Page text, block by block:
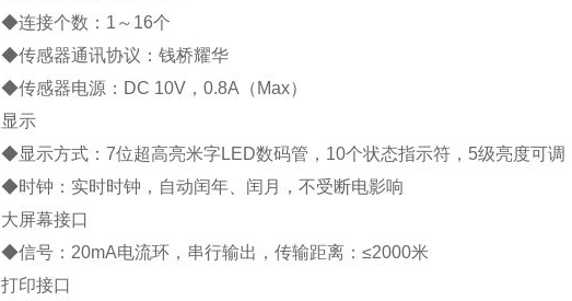
◆连接个数： 1 ～ 16个
◆传感器通讯协议： 钱桥耀华
◆传感器电源： DC 10V， 0.8A （ Max）
显示
◆显示方式： 7位超高亮米字LED数码管， 10个状态指示符， 5级亮度可调
◆时钟：实时时钟，自动闰年、闰月，不受断电影响
大屏幕接口
◆信号： 20mA电流环，串行输出，传输距离： ≤2000米
打印接口